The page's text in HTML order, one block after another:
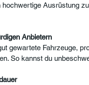
hochwertige Ausrüstung
Anbietern
gewartete Fahrzeuge,
So kannst du